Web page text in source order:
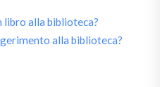
libro alla biblioteca?
alla biblioteca?